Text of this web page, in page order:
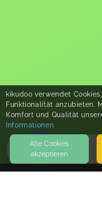
HOME
kikudoo verwendet
Funktionalität anzubieten.
Komfort und Qualität
Informationen
Alle Cookies
akzeptieren